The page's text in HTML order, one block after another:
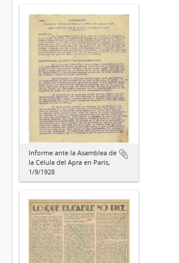
Informe ante la Asamblea de
la Célula del Apra en París,
1/9/1928